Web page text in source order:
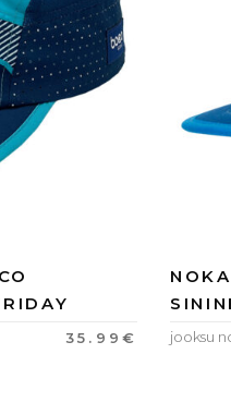
35.99 € jooksu